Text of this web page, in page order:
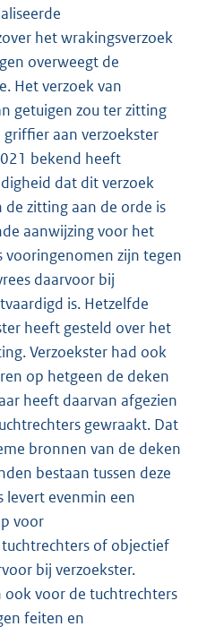
het wrakingsverzoek
overweegt de
Het verzoek van
getuigen zou ter zitting
aan verzoekster
bekend heeft
dat dit verzoek
zitting aan de orde is
aanwijzing voor het
zijn tegen
daarvoor bij
is. Hetzelfde
heeft gesteld over het
Verzoekster had ook
op hetgeen de deken
heeft daarvan afgezien
gewraakt. Dat
bronnen van de deken
bestaan tussen deze
levert evenmin een
voor
of objectief
bij verzoekster.
ook voor de tuchtrechters
feiten en